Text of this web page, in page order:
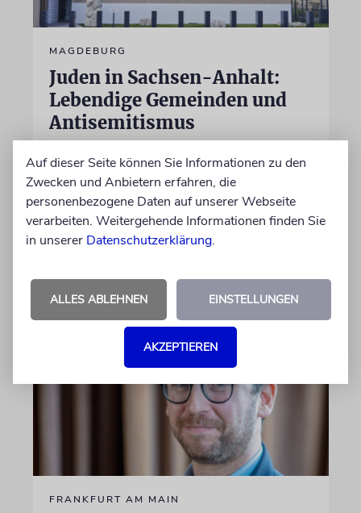
MAGDEBURG
Juden in Sachsen-Anhalt:
Lebendige Gemeinden und
Antisemitismus
Oktober 2019 in Halle (Saale) hat Sachsen-
Anhalt 2020 ein Landesprogramm für
jüdisches Leben beschlossen, um die jüdische
Gemeinschaft zu fördern und zu schützen
17.06.2026
FRANKFURT AM MAIN
Auf dieser Seite können Sie Informationen zu den
Zwecken und Anbietern erfahren, die
personenbezogene Daten auf unserer Webseite
verarbeiten. Weitergehende Informationen finden Sie
in unserer Datenschutzerklärung.
ALLES ABLEHNEN EINSTELLUNGEN
AKZEPTIEREN